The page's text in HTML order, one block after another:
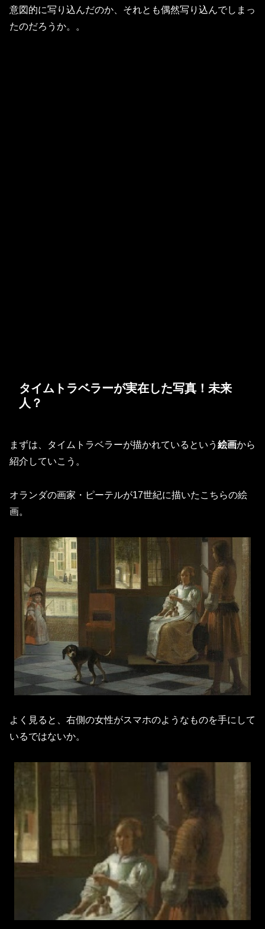
意図的に写り込んだのか、それとも偶然写り込んでしまっ
たのだろうか。。
タイムトラベラーが実在した写真！未来
人？
まずは、タイムトラベラーが描かれているという 絵画から
紹介していこう。
オランダの画家・ピーテルが17世紀に描いたこちらの絵
画。
よく見ると、右側の女性がスマホのようなものを手にして
いるではないか。